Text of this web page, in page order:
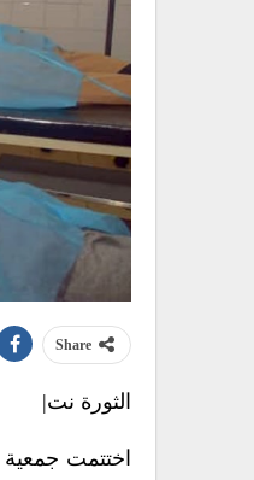
Share
الثورة نت|
اختتمت جمعية